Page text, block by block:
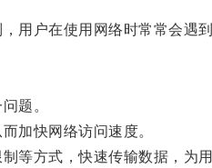
户在使用网络时常常会遇到
题。
加快网络访问速度。
方式，快速传输数据，为用